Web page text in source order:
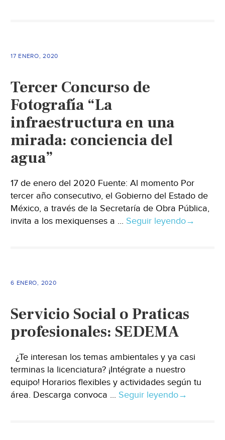
17 ENERO, 2020
Tercer Concurso de
Fotografía “La
infraestructura en una
mirada: conciencia del
agua”
17 de enero del 2020 Fuente: Al momento Por
tercer año consecutivo, el Gobierno del Estado de
México, a través de la Secretaría de Obra Pública,
invita a los mexiquenses a ... Seguir leyendo→
6 ENERO, 2020
Servicio Social o Praticas
profesionales: SEDEMA
¿Te interesan los temas ambientales y ya casi
terminas la licenciatura? ¡Intégrate a nuestro
equipo! Horarios flexibles y actividades según tu
área. Descarga convoca ... Seguir leyendo→